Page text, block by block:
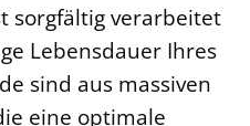
sorgfältig verarbeitet
Lebensdauer Ihres
sind aus massiven
eine optimale